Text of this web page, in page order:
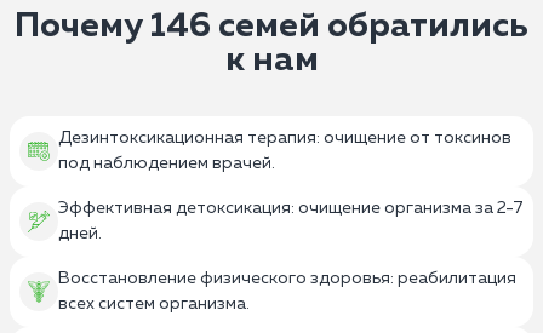
Почему 146 семей обратились
к нам
Дезинтоксикационная терапия: очищение от токсинов
под наблюдением врачей.
Эффективная детоксикация: очищение организма за 2-7
дней.
Восстановление физического здоровья: реабилитация
всех систем организма.